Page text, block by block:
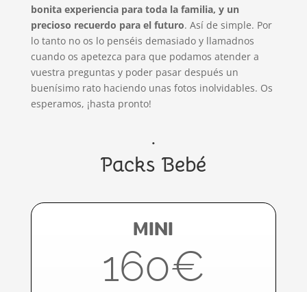
bonita experiencia para toda la familia, y un
precioso recuerdo para el futuro. Así de simple. Por
lo tanto no os lo penséis demasiado y llamadnos
cuando os apetezca para que podamos atender a
vuestra preguntas y poder pasar después un
buenísimo rato haciendo unas fotos inolvidables. Os
esperamos, ¡hasta pronto!
.
Packs Bebé
MINI
160€